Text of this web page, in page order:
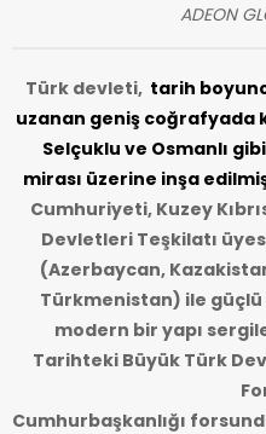
ADEON
Türk devleti, tarih
uzanan geniş coğrafyada
Selçuklu ve Osmanlı
mirası üzerine inşa
Cumhuriyeti, Kuzey
Devletleri Teşkilatı
(Azerbaycan,
Türkmenistan) ile
modern bir yapı
Tarihteki Büyük Türk
Cumhurbaşkanlığı